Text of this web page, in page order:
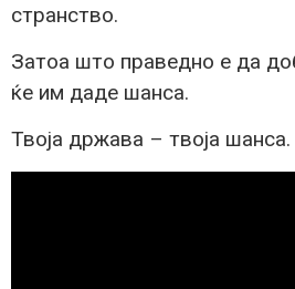
странство.
Затоа што праведно е да
ќе им даде шанса.
Твоја држава – твоја шанса.